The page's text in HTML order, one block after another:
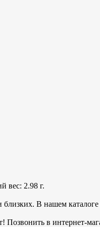
вес: 2.98 г.
В нашем каталоге
в интернет-